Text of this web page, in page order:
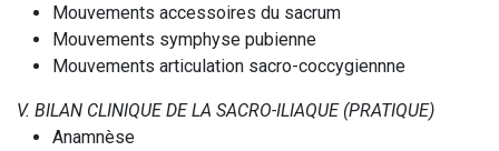
Mouvements accessoires du sacrum
Mouvements symphyse pubienne
Mouvements articulation sacro-coccygiennne
V. BILAN CLINIQUE DE LA SACRO-ILIAQUE (PRATIQUE)
Anamnèse